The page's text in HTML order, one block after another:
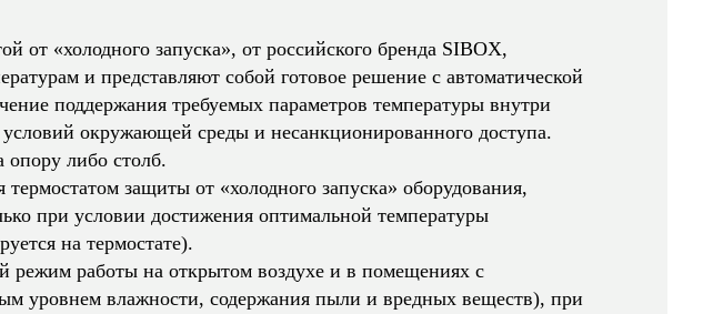
«холодного запуска», от российского бренда SIBOX,
и представляют собой готовое решение с автоматической
поддержания требуемых параметров температуры внутри
окружающей среды и несанкционированного доступа.
опору либо столб.
защиты от «холодного запуска» оборудования,
при условии достижения оптимальной температуры
на термостате).
режим работы на открытом воздухе и в помещениях с
уровнем влажности, содержания пыли и вредных веществ), при